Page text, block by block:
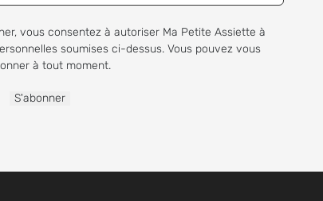
vous consentez à autoriser Ma Petite Assiette à
soumises ci-dessus. Vous pouvez vous
à tout moment.